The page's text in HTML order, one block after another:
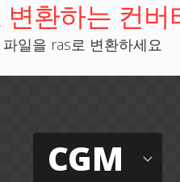
변환하는 컨버
일을 ras로 변환하세요
CGM